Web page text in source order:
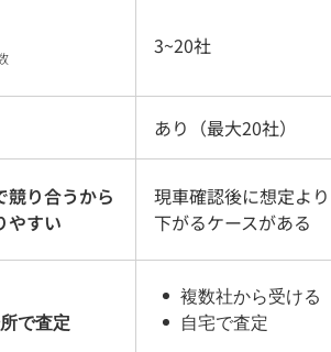
3~20社
あり（最大20社）
競り合うから
やすい
現車確認後に想定より
下がるケースがある
で査定
複数社から受ける
自宅で査定